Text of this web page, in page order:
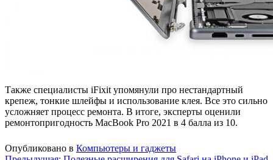
Также специалисты iFixit упомянули про нестандартный
крепеж, тонкие шлейфы и использование клея. Все это сильно
усложняет процесс ремонта. В итоге, эксперты оценили
ремонтопригодность MacBook Pro 2021 в 4 балла из 10.
Опубликовано в Компьютеры и гаджеты